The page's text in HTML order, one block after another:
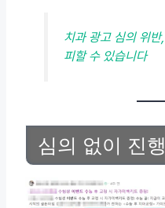
치과 광고 심의 위
피할 수 있습니다
심의 없이 진